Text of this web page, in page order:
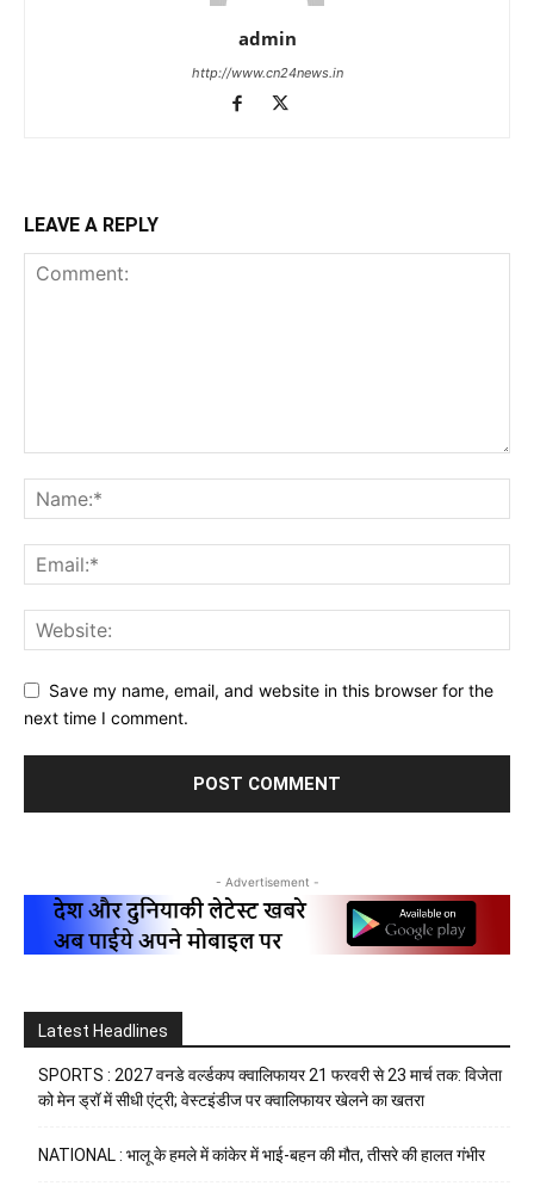
admin
http://www.cn24news.in
LEAVE A REPLY
Save my name, email, and website in this browser for the
next time I comment.
- Advertisement -
Latest Headlines
SPORTS : 2027 वनडे वर्ल्डकप क्वालिफायर 21 फरवरी से 23 मार्च तक: विजेता
को मेन ड्रॉ में सीधी एंट्री; वेस्टइंडीज पर क्वालिफायर खेलने का खतरा
NATIONAL : भालू के हमले में कांकेर में भाई-बहन की मौत, तीसरे की हालत गंभीर